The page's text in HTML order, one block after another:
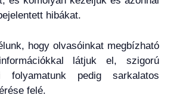
hibákat.
hogy olvasóinkat megbízható
látjuk el, szigorú
folyamatunk pedig sarkalatos
felé.